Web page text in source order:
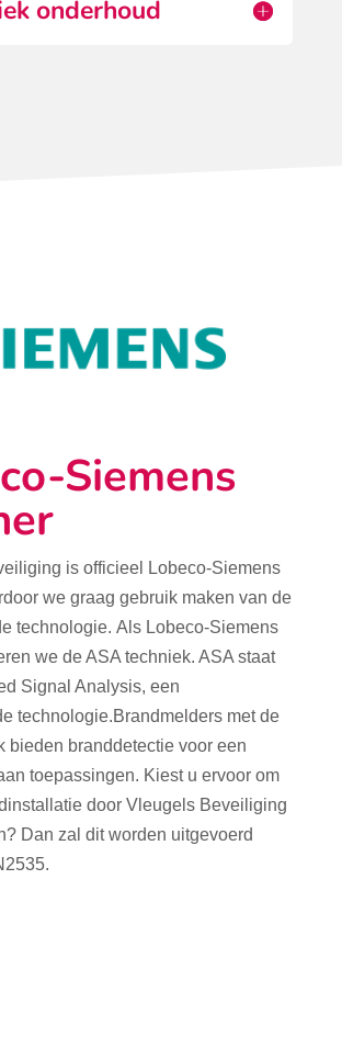
onderhoud
Siemens
is officieel Lobeco-Siemens
we graag gebruik maken van de
technologie. Als Lobeco-Siemens
we de ASA techniek. ASA staat
Signal Analysis, een
technologie.Brandmelders met de
bieden branddetectie voor een
toepassingen. Kiest u ervoor om
door Vleugels Beveiliging
Dan zal dit worden uitgevoerd